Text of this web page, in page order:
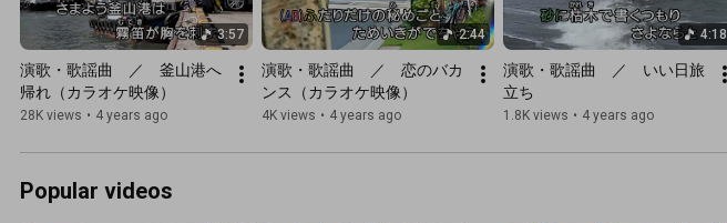
3:57
演歌・歌謡曲　／　釜山港へ
帰れ（カラオケ映像）
28K views • 4 years ago
2:44
演歌・歌謡曲　／　恋のバカ
ンス（カラオケ映像）
4K views • 4 years ago
4:18
演歌・歌謡曲　／　いい日旅
立ち
1.8K views • 4 years ago
Popular videos